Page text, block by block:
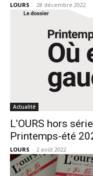
LOURS - 28 décembre 2022
Actualité
L’OURS hors
Printemps-été
LOURS - 2 août 2022